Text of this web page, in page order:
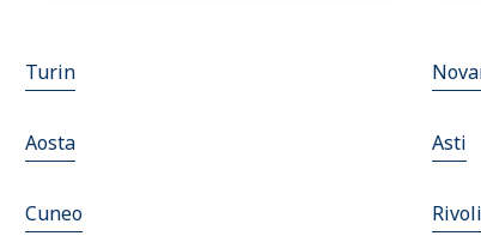
Turin
Aosta Asti
Cuneo Rivoli